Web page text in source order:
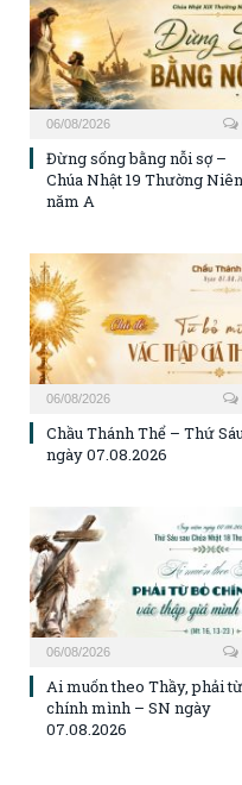
06/08/2026
Đừng sống bằng nỗi sợ –
Chúa Nhật 19 Thường
năm A
06/08/2026
Chầu Thánh Thể – Thứ
ngày 07.08.2026
06/08/2026
Ai muốn theo Thầy, phải
chính mình – SN ngày
07.08.2026